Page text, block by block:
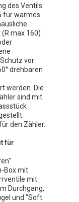
des Ventils.
für warmes
max 160)
vor
drehbaren
werden. Die
sind mit
den Zähler.
für
Box mit
mit
Durchgang,
und "Soft